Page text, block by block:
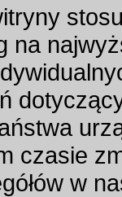
na
czasie
w